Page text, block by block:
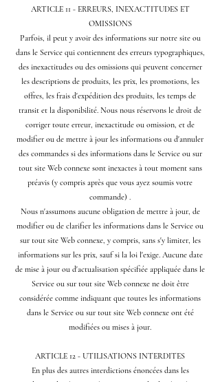
ARTICLE 11 - ERREURS, INEXACTITUDES ET
OMISSIONS
Parfois, il peut y avoir des informations sur notre site ou
dans le Service qui contiennent des erreurs typographiques,
des inexactitudes ou des omissions qui peuvent concerner
les descriptions de produits, les prix, les promotions, les
offres, les frais d'expédition des produits, les temps de
transit et la disponibilité. Nous nous réservons le droit de
corriger toute erreur, inexactitude ou omission, et de
modifier ou de mettre à jour les informations ou d'annuler
des commandes si des informations dans le Service ou sur
tout site Web connexe sont inexactes à tout moment sans
préavis (y compris après que vous ayez soumis votre
commande) .
Nous n'assumons aucune obligation de mettre à jour, de
modifier ou de clarifier les informations dans le Service ou
sur tout site Web connexe, y compris, sans s'y limiter, les
informations sur les prix, sauf si la loi l'exige. Aucune date
de mise à jour ou d'actualisation spécifiée appliquée dans le
Service ou sur tout site Web connexe ne doit être
considérée comme indiquant que toutes les informations
dans le Service ou sur tout site Web connexe ont été
modifiées ou mises à jour.
ARTICLE 12 - UTILISATIONS INTERDITES
En plus des autres interdictions énoncées dans les